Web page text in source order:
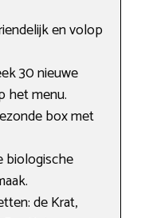
en volop
30 nieuwe
het menu.
box met
biologische
de Krat,